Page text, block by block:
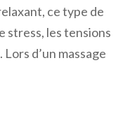
ce type de
stress, les tensions
d’un massage